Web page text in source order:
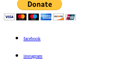
facebook
instagram